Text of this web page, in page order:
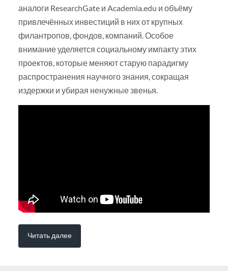
аналоги ResearchGate и Academia.edu и объёму
привлечённых инвестиций в них от крупных
филантропов, фондов, компаний. Особое
внимание уделяется социальному импакту этих
проектов, которые меняют старую парадигму
распространения научного знания, сокращая
издержки и убирая ненужные звенья.
Читать далее